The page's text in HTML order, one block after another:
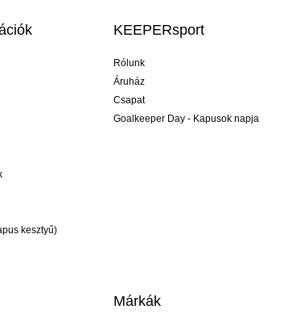
kesztyű)
KEEPERsport
Rólunk
Áruház
Csapat
Goalkeeper Day - Kapusok napja
Márkák